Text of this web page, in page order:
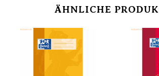
ÄHNLICHE